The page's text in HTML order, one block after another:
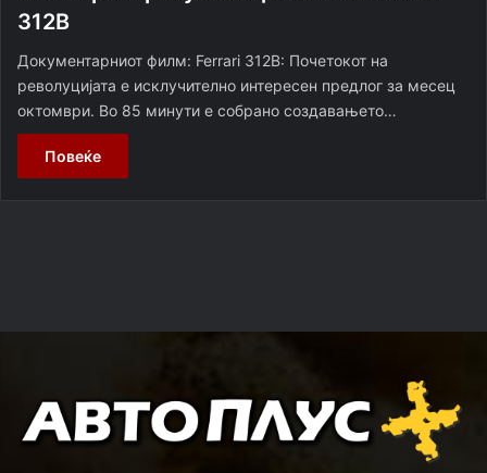
312B
Документарниот филм: Ferrari 312B: Почетокот на
револуцијата е исклучително интересен предлог за месец
октомври. Во 85 минути е собрано создавањето…
Повеќе